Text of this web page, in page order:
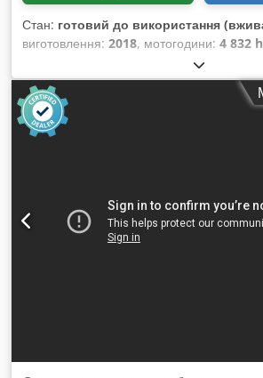
Стан: готовий до використання
виготовлення: 2018, мотогодини: 4 832 h
Кромкооблицювальний верстат,
Ця модель BIESSE JADE 340 оснащена
управління Biesse HD і працює зі
хв. Верстат призначений для обробки
до 60 мм та кромки товщиною від 0,4
додаткової інформації. • Рік: 2018 (10/
табличкою) • CE • Осі: не застосовується
параметри: товщина панелі 10–60 мм •
попереднього фрезерування •
входять до комплекту: клейовий вузол +